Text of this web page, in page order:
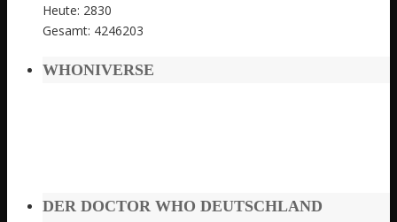
Heute: 2830
Gesamt: 4246203
WHONIVERSE
DER DOCTOR WHO DEUTSCHLAND